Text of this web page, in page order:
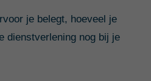
je belegt, hoeveel je
dienstverlening nog bij je